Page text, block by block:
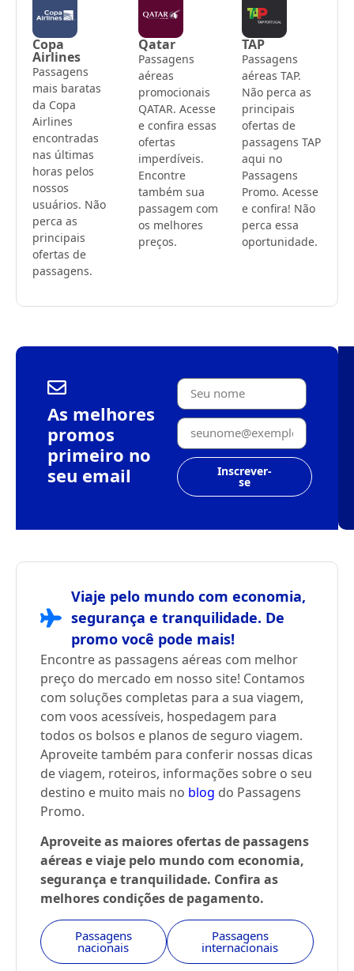
Copa
Airlines
Passagens
mais baratas
da Copa
Airlines
encontradas
nas últimas
horas pelos
nossos
usuários. Não
perca as
principais
ofertas de
passagens.
Qatar
Passagens
aéreas
promocionais
QATAR. Acesse
e confira essas
ofertas
imperdíveis.
Encontre
também sua
passagem com
os melhores
preços.
TAP
Passagens
aéreas TAP.
Não perca as
principais
ofertas de
passagens TAP
aqui no
Passagens
Promo. Acesse
e confira! Não
perca essa
oportunidade.
As melhores
promos
primeiro no
seu email
Inscrever-
se
Viaje pelo mundo com economia,
segurança e tranquilidade. De
promo você pode mais!
Encontre as passagens aéreas com melhor
preço do mercado em nosso site! Contamos
com soluções completas para a sua viagem,
com voos acessíveis, hospedagem para
todos os bolsos e planos de seguro viagem.
Aproveite também para conferir nossas dicas
de viagem, roteiros, informações sobre o seu
destino e muito mais no blog do Passagens
Promo.
Aproveite as maiores ofertas de passagens
aéreas e viaje pelo mundo com economia,
segurança e tranquilidade. Confira as
melhores condições de pagamento.
Passagens
nacionais
Passagens
internacionais